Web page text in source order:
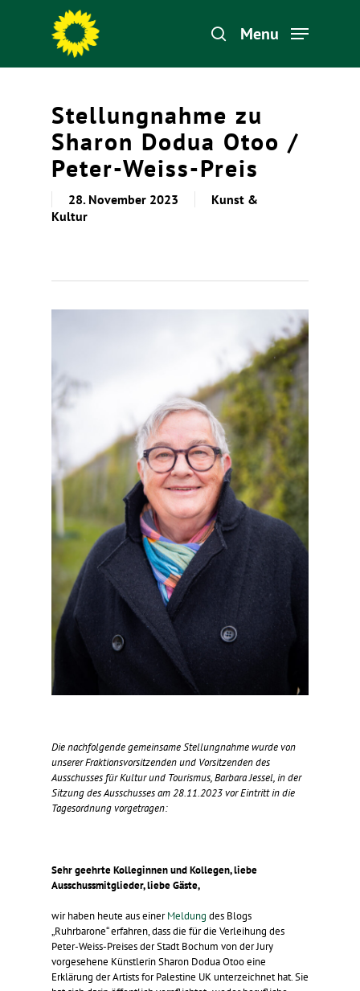
Menu
Stellungnahme zu
Sharon Dodua Otoo /
Peter-Weiss-Preis
28. November 2023
Kunst &
Kultur
Die nachfolgende gemeinsame Stellungnahme wurde von
unserer Fraktionsvorsitzenden und Vorsitzenden des
Ausschusses für Kultur und Tourismus, Barbara Jessel, in der
Sitzung des Ausschusses am 28.11.2023 vor Eintritt in die
Tagesordnung vorgetragen:
Sehr geehrte Kolleginnen und Kollegen, liebe
Ausschussmitglieder, liebe Gäste,
wir haben heute aus einerMeldung des Blogs
„Ruhrbarone“ erfahren, dass die für die Verleihung des
Peter-Weiss-Preises der Stadt Bochum von der Jury
vorgesehene Künstlerin Sharon Dodua Otoo eine
Erklärung der Artists for Palestine UK unterzeichnet hat. Sie